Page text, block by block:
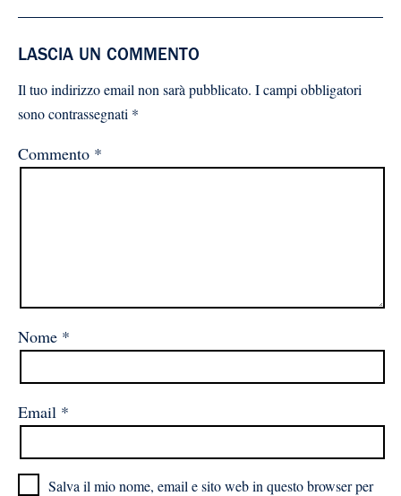
LASCIA UN COMMENTO
Il tuo indirizzo email non sarà pubblicato. I campi obbligatori
sono contrassegnati *
Commento *
Nome *
Email *
Salva il mio nome, email e sito web in questo browser per